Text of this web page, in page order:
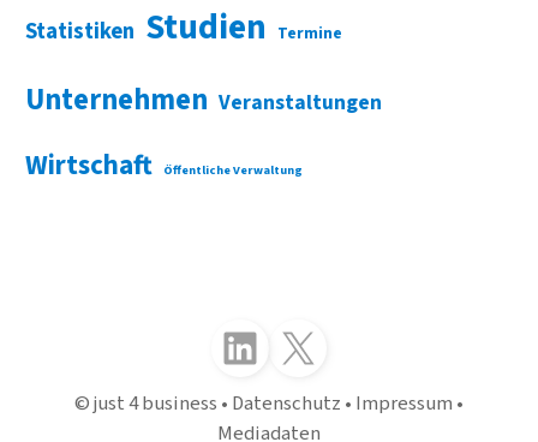
Statistiken Studien Termine
Unternehmen Veranstaltungen
Wirtschaft Öffentliche Verwaltung
Folgen Sie uns auf LinkedInFolgen Sie uns auf X (Twitter)
just 4 business Datenschutz Impressum
Mediadaten